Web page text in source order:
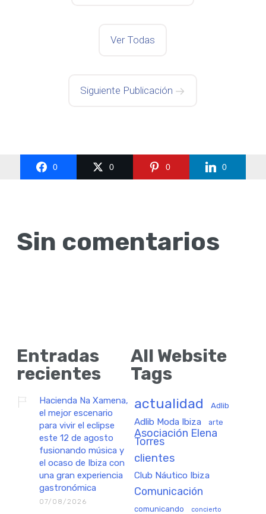
Ver Todas
Siguiente Publicación
0 0 0 0
Sin comentarios
Entradas
recientes
Hacienda Na Xamena,
el mejor escenario
para vivir el eclipse
este 12 de agosto
fusionando música y
el ocaso de Ibiza con
una gran experiencia
gastronómica
07/08/2026
All Website
Tags
actualidad Adlib
Adlib Moda Ibiza arte
Asociación Elena
Torres
clientes
Club Náutico Ibiza
Comunicación
comunicando concierto